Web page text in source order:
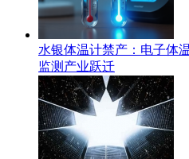
水银体温计禁产：电子体
监测产业跃迁